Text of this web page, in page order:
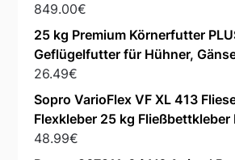
849.00€
25 kg Premium Körnerfutter
Geflügelfutter für Hühner,
26.49€
Sopro VarioFlex VF XL 413
Flexkleber 25 kg Fließbettkleber
48.99€